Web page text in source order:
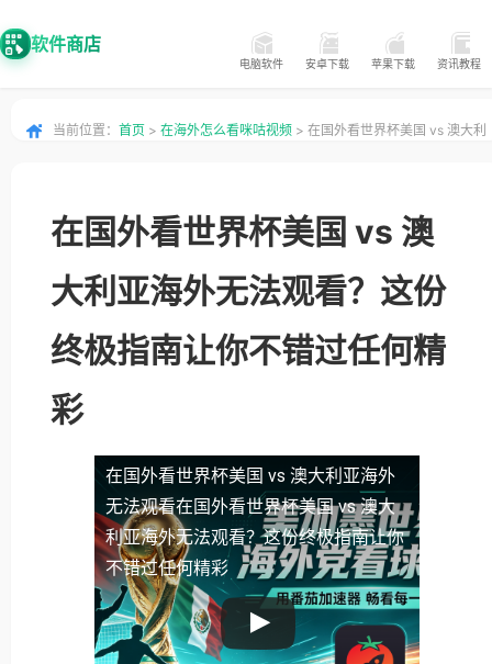
软件商店
电脑软件 安卓下载 苹果下载 资讯教程
当前位置： 首页 > 在海外怎么看咪咕视频 > 在国外看世界杯美国 vs 澳大利
在国外看世界杯美国 vs 澳
大利亚海外无法观看？这份
终极指南让你不错过任何精
彩
在国外看世界杯美国 vs 澳大利亚海外
无法观看在国外看世界杯美国 vs 澳大
利亚海外无法观看？这份终极指南让你
不错过任何精彩